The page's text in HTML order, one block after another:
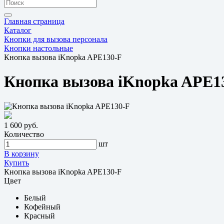
Главная страница
Каталог
Кнопки для вызова персонала
Кнопки настольные
Кнопка вызова iKnopka APE130-F
Кнопка вызова iKnopka
1 600 руб.
Количество
шт
В корзину
Купить
Кнопка вызова iKnopka APE130-F
Цвет
Белый
Кофейный
Красный